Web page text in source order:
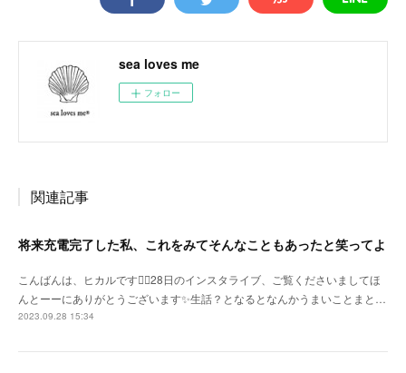
sea loves me
フォロー
関連記事
将来充電完了した私、これをみてそんなこともあったと笑ってよ
こんばんは、ヒカルです🙇‍♀️28日のインスタライブ、ご覧くださいましてほ
んとーーにありがとうございます✨生話？となるとなんかうまいことまと…
2023.09.28 15:34